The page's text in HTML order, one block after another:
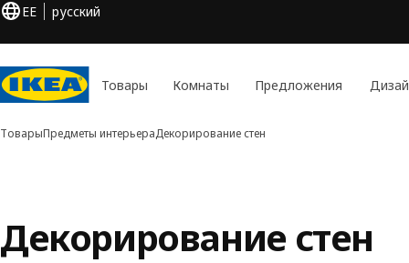
EE русский
Товары Комнаты Предложения
ТоварыПредметы интерьераДекорирование стен
Декорирование стен